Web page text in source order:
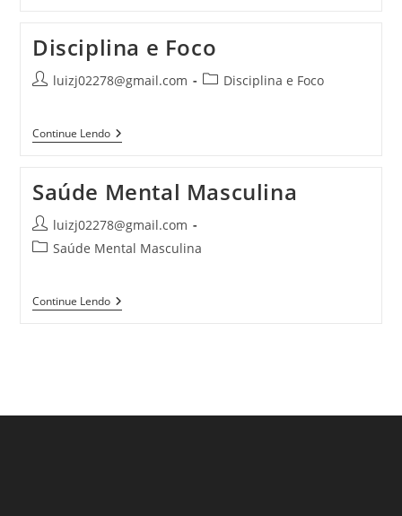
Disciplina e Foco
luizj02278@gmail.com Disciplina e Foco
Continue Lendo
Saúde Mental Masculina
luizj02278@gmail.com
Saúde Mental Masculina
Continue Lendo